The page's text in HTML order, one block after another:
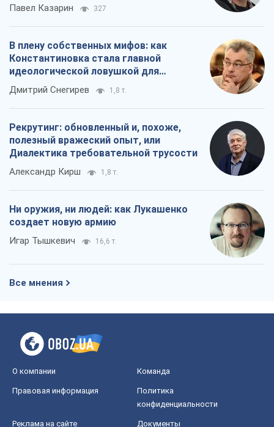
Павел Казарин 327
В плену собственных мифов: как
Константиновка стала главной
идеологической ловушкой для
российских оккупантов
Дмитрий Снегирев 1,8 т.
Рекрутинг: обновленный и, похоже,
полезный вражеский опыт, или
Диалектика требовательной трусости
Александр Кирш 1,8 т.
Ни оружия, ни людей: как Лукашенко
создает новую армию
Игар Тышкевич 16,6 т.
Все мнения
О компании Команда
Правовая информация
Политика
конфиденциальности
Реклама на сайте Документы